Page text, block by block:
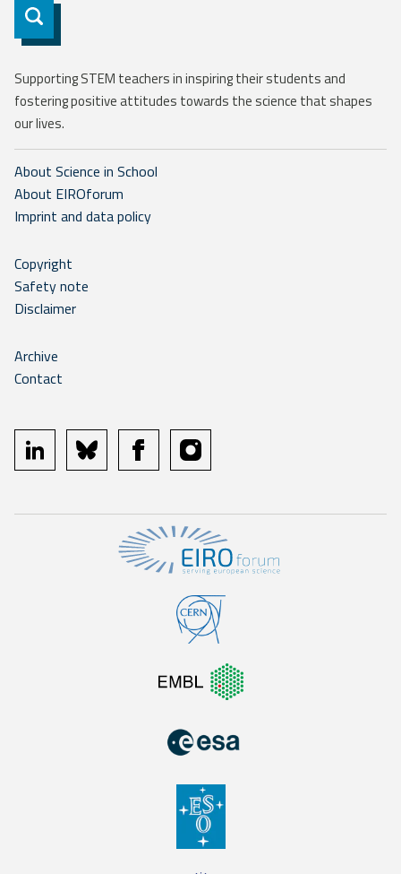
Subscribe
Supporting STEM teachers in inspiring their students and
fostering positive attitudes towards the science that shapes
our lives.
About Science in School
About EIROforum
Imprint and data policy
Copyright
Safety note
Disclaimer
Archive
Contact
linkedin bluesky facebookinstagram